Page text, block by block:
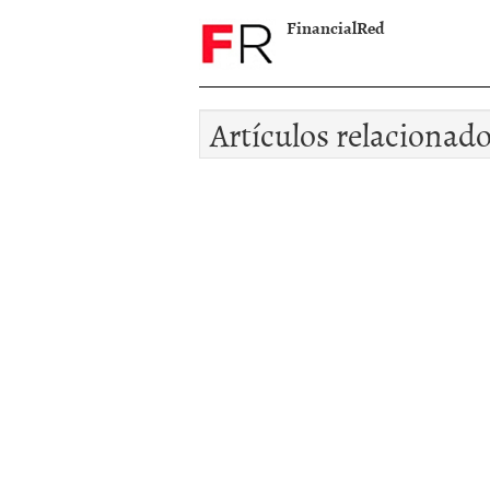
FinancialRed
Artículos